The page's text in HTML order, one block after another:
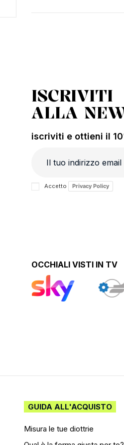
ISCRIVITI
ALLA
iscriviti e ottieni il
Accetto Privacy Policy
OCCHIALI VISTI IN TV
GUIDA ALL'ACQUISTO
Misura le tue diottrie